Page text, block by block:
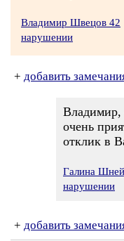
Владимир Швецов 42
нарушении
+ добавить
Владимир,
очень
отклик в
Галина
нарушении
+ добавить